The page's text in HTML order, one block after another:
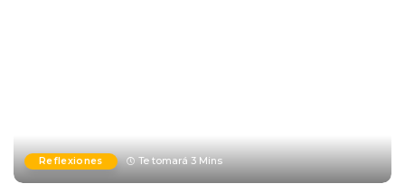
Reflexiones Te tomará 3 Mins